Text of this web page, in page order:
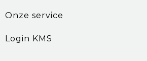
Onze service
Login KMS